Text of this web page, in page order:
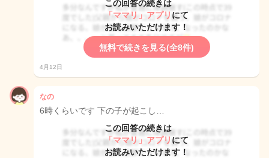
この回答の続きは
「ママリ」アプリ にて
お読みいただけます！
無料で続きを見る(全8件)
4月12日
なの
6時くらいです 下の子が起こし…
この回答の続きは
「ママリ」アプリ にて
お読みいただけます！